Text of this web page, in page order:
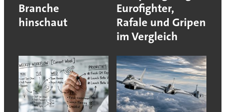
Branche
hinschaut
Eurofighter,
Rafale und Gripen
im Vergleich